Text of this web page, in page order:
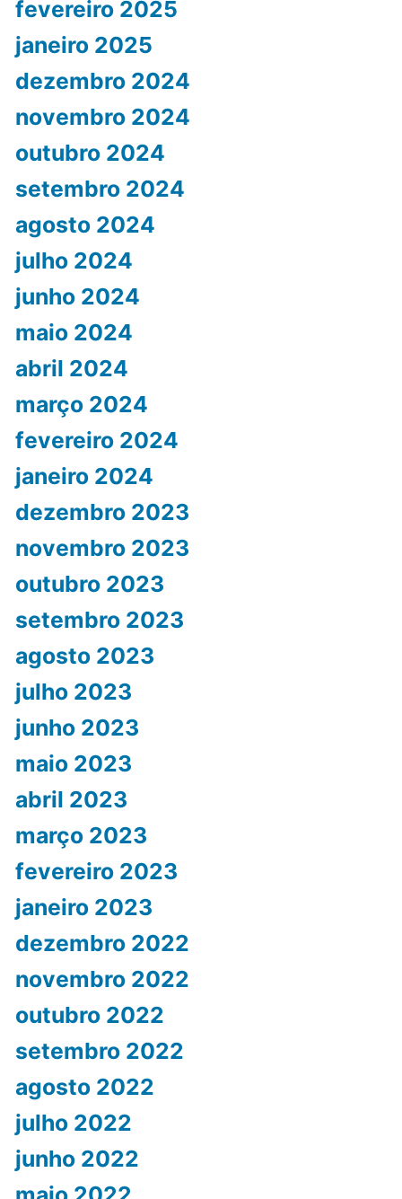
fevereiro 2025
janeiro 2025
dezembro 2024
novembro 2024
outubro 2024
setembro 2024
agosto 2024
julho 2024
junho 2024
maio 2024
abril 2024
março 2024
fevereiro 2024
janeiro 2024
dezembro 2023
novembro 2023
outubro 2023
setembro 2023
agosto 2023
julho 2023
junho 2023
maio 2023
abril 2023
março 2023
fevereiro 2023
janeiro 2023
dezembro 2022
novembro 2022
outubro 2022
setembro 2022
agosto 2022
julho 2022
junho 2022